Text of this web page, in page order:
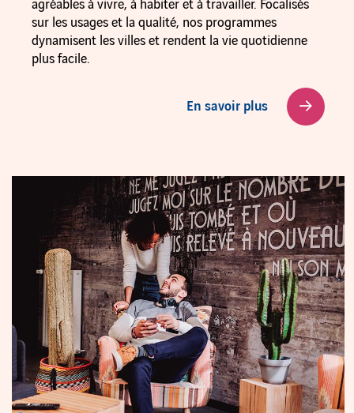
agréables à vivre, à habiter et à travailler. Focalisés
sur les usages et la qualité, nos programmes
dynamisent les villes et rendent la vie quotidienne
plus facile.
En savoir plus